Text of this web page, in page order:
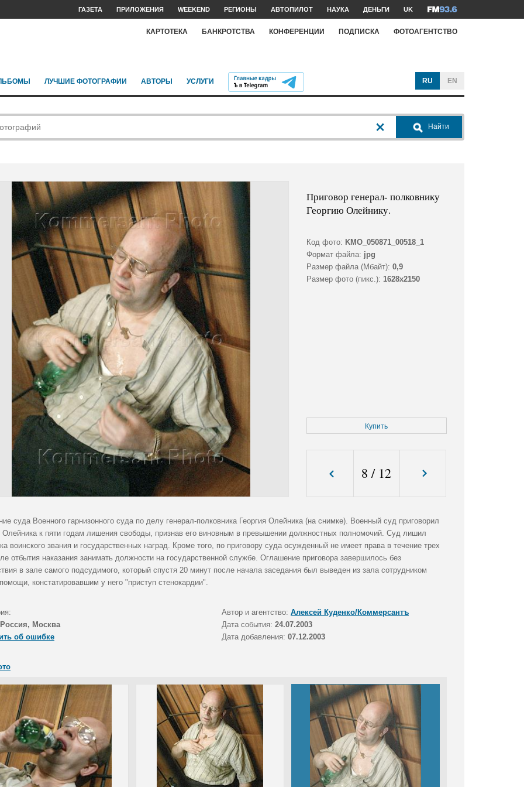
ГАЗЕТА ПРИЛОЖЕНИЯ WEEKEND РЕГИОНЫ АВТОПИЛОТ НАУКА ДЕНЬГИ UK
КАРТОТЕКА БАНКРОТСТВА КОНФЕРЕНЦИИ ПОДПИСКА ФОТОАГЕНТСТВО
ЛУЧШИЕ ФОТОГРАФИИ АВТОРЫ УСЛУГИ RU EN
Найти
Приговор генерал- полковнику
Георгию Олейнику.
Код фото: KMO_050871_00518_1
Формат файла: jpg
Размер файла (Мбайт): 0,9
Размер фото (пикс.): 1628x2150
Купить
8 / 12
суда Военного гарнизонного суда по делу генерал-полковника Георгия Олейника (на снимке). Военный суд приговорил
Олейника к пяти годам лишения свободы, признав его виновным в превышении должностных полномочий. Суд лишил
воинского звания и государственных наград. Кроме того, по приговору суда осужденный не имеет права в течение трех
отбытия наказания занимать должности на государственной службе. Оглашение приговора завершилось без
в зале самого подсудимого, который спустя 20 минут после начала заседания был выведен из зала сотрудником
констатировавшим у него "приступ стенокардии".
Автор и агентство: Алексей Куденко/Коммерсантъ
Россия, Москва Дата события: 24.07.2003
об ошибке
Дата добавления: 07.12.2003